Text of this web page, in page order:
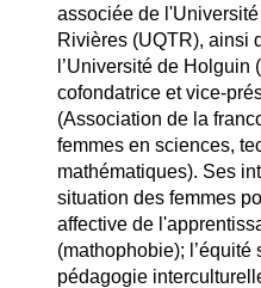
associée de
Rivières (UQTR), ainsi
l’Université de
cofondatrice et vice-
(Association de la
femmes en sciences,
mathématiques). Ses
situation des femmes
affective de
(mathophobie);
pédagogie